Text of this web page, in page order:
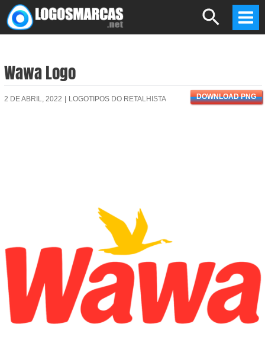
Skip
to
Search
Wawa Logo
2 DE ABRIL, 2022 LOGOTIPOS DO RETALHISTA DOWNLOAD PNG